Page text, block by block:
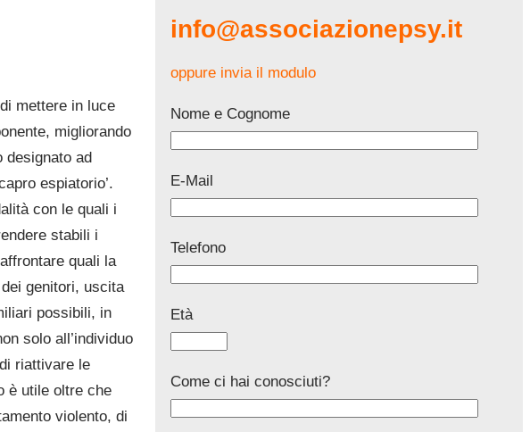
mettere in luce
migliorando
designato ad
espiatorio’.
con le quali i
stabili i
quali la
genitori, uscita
possibili, in
solo all’individuo
riattivare le
è utile oltre che
violento, di
info@associazionepsy.it
oppure invia il modulo
Nome e Cognome
E-Mail
Telefono
Età
Come ci hai conosciuti?